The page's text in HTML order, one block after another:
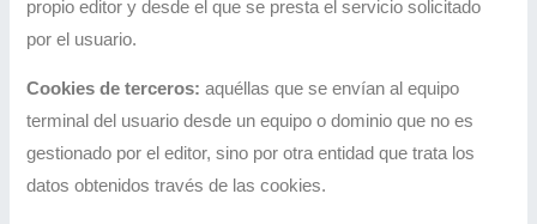
propio editor y desde el que se presta el servicio solicitado
por el usuario.
Cookies de terceros: aquéllas que se envían al equipo
terminal del usuario desde un equipo o dominio que no es
gestionado por el editor, sino por otra entidad que trata los
datos obtenidos través de las cookies.